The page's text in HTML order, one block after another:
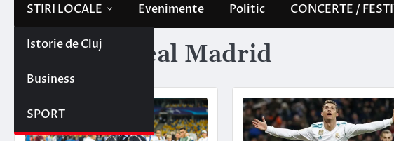
STIRI LOCALE
Istorie de Cluj
Business
SPORT
Evenimente Politic CONCERTE /
Etichetă: Real Madrid